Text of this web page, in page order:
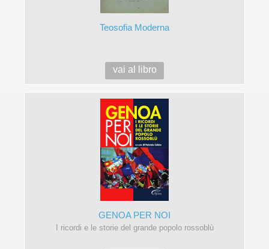
Teosofia Moderna
vai al libro
GENOA PER NOI
I ricordi e le storie del grande popolo rossoblù